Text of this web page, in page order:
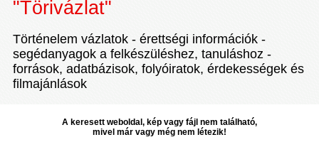
"Törivázlat"
Történelem vázlatok - érettségi információk -
segédanyagok a felkészüléshez, tanuláshoz -
források, adatbázisok, folyóiratok, érdekességek és
filmajánlások
A keresett weboldal, kép vagy fájl nem található,
mivel már vagy még nem létezik!